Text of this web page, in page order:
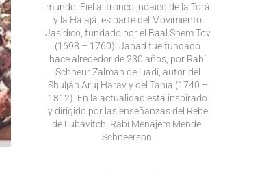
mundo. Fiel al tronco judaico de la Torá
y la Halajá, es parte del Movimiento
Jasídico, fundado por el Baal Shem Tov
(1698 – 1760). Jabad fue fundado
hace alrededor de 230 años, por Rabí
Schneur Zalman de Liadí, autor del
Shulján Aruj Harav y del Tania (1740 –
1812). En la actualidad está inspirado
y dirigido por las enseñanzas del Rebe
de Lubavitch, Rabí Menajem Mendel
Schneerson.